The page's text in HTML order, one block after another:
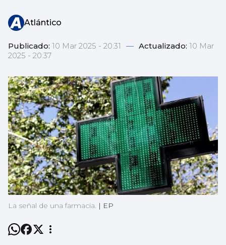
Atlántico
Publicado: 10 Mar 2025 - 20:31 — Actualizado: 10 Mar
2025 - 20:37
La señal de una farmacia. | EP